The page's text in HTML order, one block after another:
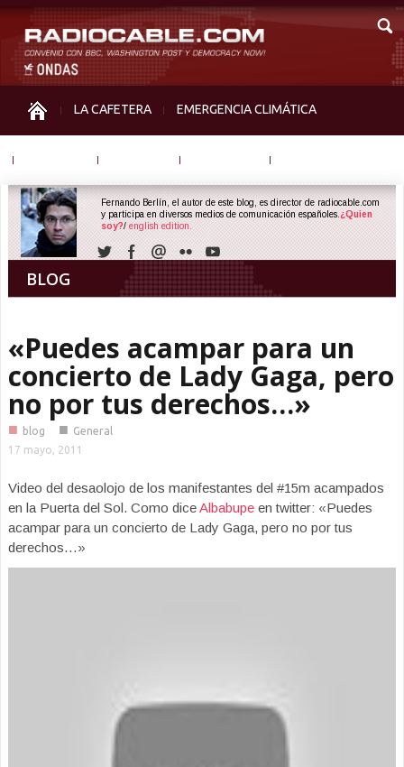
LA CAFETERA EMERGENCIA CLIMÁTICA
BLOG
Fernando Berlín, el autor de este blog, es director de radiocable.com
y participa en diversos medios de comunicación españoles. ¿Quien
soy?/ english edition.
«Puedes acampar para un
concierto de Lady Gaga, pero
no por tus derechos…»
■ blog ■ General
17 mayo, 2011
Video del desaolojo de los manifestantes del #15m acampados
en la Puerta del Sol. Como diceAlbabupe en twitter: «Puedes
acampar para un concierto de Lady Gaga, pero no por tus
derechos…»